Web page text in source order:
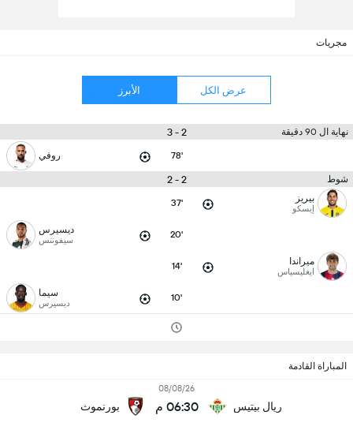
مجريات
عرض الكل الأبرز
نهاية ال 90 دقيقة 2 - 3
78' روفي
شوط 2 - 2
بيريز
إيسكو 37'
20' ديسيرس
سيفونتس
ميراندا
ايغليسياس 14'
10' سيما
ديسيرس
المباراة القادمة
ريال بيتيس
08/08/26
06:30 م بورنموث